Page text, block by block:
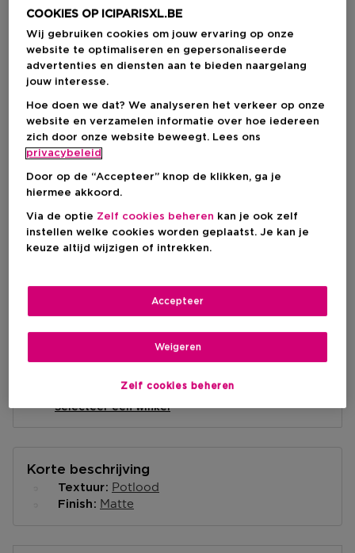
Kies je kleur
1 Cappuccino Op voorraad
Kortingsprijs
€ 55,80
IN WINKELMANDJE
Levering aan huis
-
Selecteer een winkel
Korte beschrijving
Textuur Potlood
Finish Matte
COOKIES OP ICIPARISXL.BE
Wij gebruiken cookies om jouw ervaring op onze
website te optimaliseren en gepersonaliseerde
advertenties en diensten aan te bieden naargelang
jouw interesse.
Hoe doen we dat? We analyseren het verkeer op onze
website en verzamelen informatie over hoe iedereen
zich door onze website beweegt. Lees ons
privacybeleid
Door op de “Accepteer” knop de klikken, ga je
hiermee akkoord.
Via de optie Zelf cookies beheren kan je ook zelf
instellen welke cookies worden geplaatst. Je kan je
keuze altijd wijzigen of intrekken.
Zelf cookies beheren
Weigeren
Accepteer